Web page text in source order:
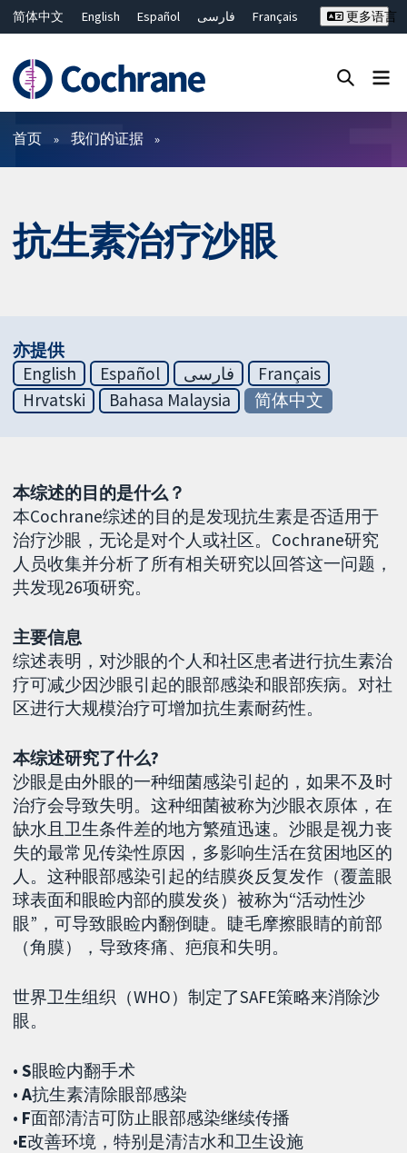
简体中文 English Español فارسی
Français
ไทย
繁體中文
更多语言
过滤
首页 我们的证据
抗生素治疗沙眼
亦提供
English
Español فارسی
Français
Hrvatski
Bahasa Malaysia 简体中文
本综述的目的是什么？
本Cochrane综述的目的是发现抗生素是否适用于
治疗沙眼，无论是对个人或社区。Cochrane研究
人员收集并分析了所有相关研究以回答这一问题，
共发现26项研究。
主要信息
综述表明，对沙眼的个人和社区患者进行抗生素治
疗可减少因沙眼引起的眼部感染和眼部疾病。对社
区进行大规模治疗可增加抗生素耐药性。
本综述研究了什么?
沙眼是由外眼的一种细菌感染引起的，如果不及时
治疗会导致失明。这种细菌被称为沙眼衣原体，在
缺水且卫生条件差的地方繁殖迅速。沙眼是视力丧
失的最常见传染性原因，多影响生活在贫困地区的
人。这种眼部感染引起的结膜炎反复发作（覆盖眼
球表面和眼睑内部的膜发炎）被称为“活动性沙
眼”，可导致眼睑内翻倒睫。睫毛摩擦眼睛的前部
（角膜），导致疼痛、疤痕和失明。
世界卫生组织（WHO）制定了SAFE策略来消除沙
眼。
•S眼睑内翻手术
•A抗生素清除眼部感染
• F面部清洁可防止眼部感染继续传播
•E改善环境，特别是清洁水和卫生设施